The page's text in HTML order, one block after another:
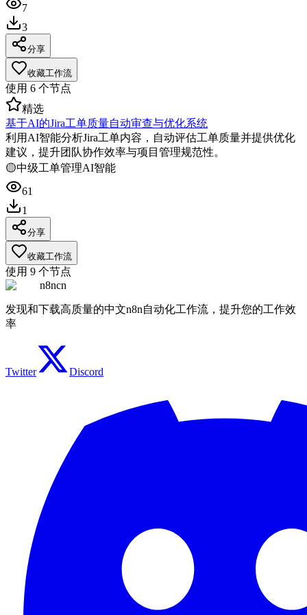
7
3
分享
收藏工作流
使用 6 个节点
精选
基于AI的Jira工单质量自动审查与优化系统
利用AI智能分析Jira工单内容，自动评估工单质量并提供优化
建议，提升团队协作效率与项目管理规范性。
🟡中级工单管理AI智能
61
1
分享
收藏工作流
使用 9 个节点
n8ncn
发现和下载高质量的中文n8n自动化工作流，提升您的工作效
率
Twitter Discord